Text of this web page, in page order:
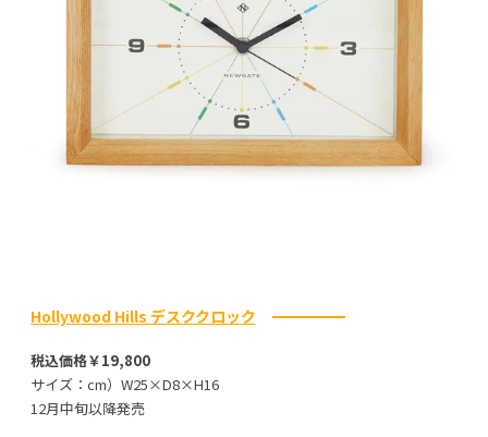
Hollywood Hills デスククロック
税込価格￥19,800
サイズ：cm）W25×D8×H16
12月中旬以降発売